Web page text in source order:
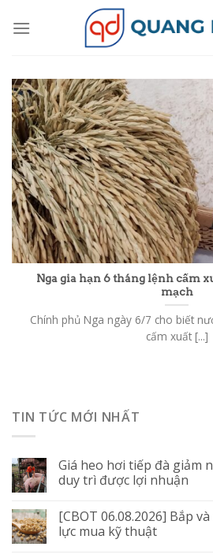
Nga gia hạn 6 tháng lệnh cấm
mạch
Chính phủ Nga ngày 6/7 cho biết
cấm xuất [...]
TIN TỨC MỚI NHẤT
Giá heo hơi tiếp đà giảm
duy trì được lợi nhuận
[CBOT 06.08.2026] Bắp
lực mua kỹ thuật